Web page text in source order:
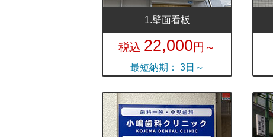
1.壁面看板
税込 22,000円～
最短納期： 3日～